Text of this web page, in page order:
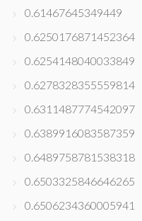
0.61467645349449
0.6250176871452364
0.6254148040033849
0.6278328355559814
0.6311487774542097
0.6389916083587359
0.6489758781538318
0.6503325846646265
0.6506234360005941